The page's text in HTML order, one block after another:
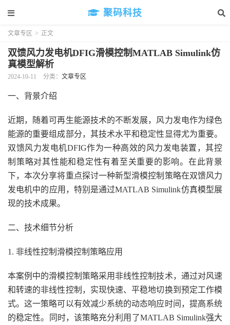
聚码科技
文章专区 > 正文
双馈风力发电机DFIG滑模控制MATLAB Simulink仿
真模型解析
2024-10-11 分类： 文章专区
一、背景介绍
近期，随着可再生能源技术的不断发展，风力发电作为绿色
能源的重要组成部分，其技术水平和稳定性显得尤为重要。
双馈风力发电机DFIG作为一种高效的风力发电装置，其控
制策略对其性能和稳定性有着至关重要的影响。在此背景
下，本次分享将重点探讨一种新型滑模控制策略在双馈风力
发电机中的应用，特别是通过MATLAB Simulink仿真模型展
现的技术成果。
二、技术细节分析
1. 非线性控制滑模控制策略应用
本案例中的滑模控制策略采用非线性控制技术，通过对风速
和转速的非线性控制，实现快速、平稳地切换到预定工作模
式。这一策略可以有效减少系统的动态响应时间，提高系统
的稳定性。同时，该策略充分利用了MATLAB Simulink强大